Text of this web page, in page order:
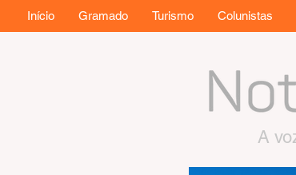
Início Gramado Turismo Colunistas
A